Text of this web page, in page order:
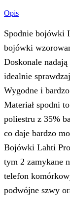
Opis
Spodnie bojówki
bojówki
Doskonale
idealnie
Wygodne i
Materiał spodni
poliestru z 35%
co daje bardzo
Bojówki Lahti
tym 2 zamykane
telefon
podwójne szwy